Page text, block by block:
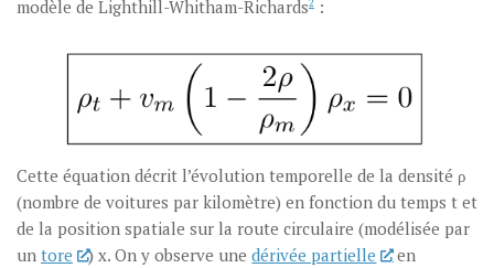
modèle de Lighthill-Whitham-Richards :
Cette équation décrit l’évolution temporelle de la densité ρ
(nombre de voitures par kilomètre) en fonction du temps t et
de la position spatiale sur la route circulaire (modélisée par
un tore ) x. On y observe unedérivée partielle
en